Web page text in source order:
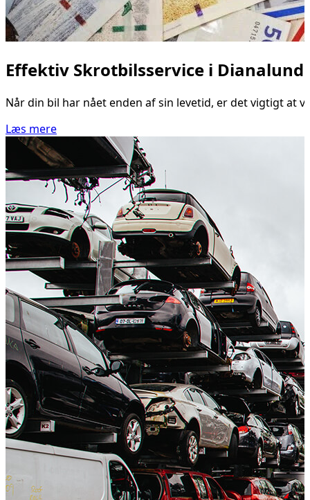
Effektiv Skrotbilsservice i
Når din bil har nået enden af sin levetid, er det vigtigt at
Læs mere